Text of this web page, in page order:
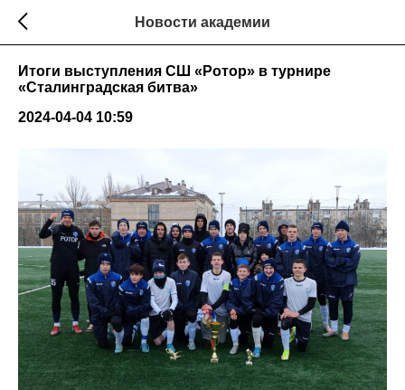
Новости академии
Итоги выступления СШ «Ротор» в турнире
«Сталинградская битва»
2024-04-04 10:59